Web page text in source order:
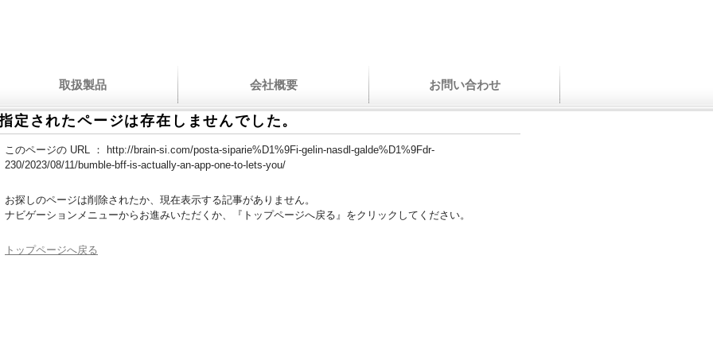
取扱製品 会社概要 お問い合わせ
定されたページは存在しませんでした。
このページの URL ：
http://brain-si.com/posta-siparie%D1%9Fi-gelin-nasdl-galde%D1%9Fdr-
230/2023/08/11/bumble-bff-is-actually-an-app-one-to-lets-you/
お探しのページは削除されたか、現在表示する記事がありません。
ナビゲーションメニューからお進みいただくか、『トップページへ戻る』をクリックしてください。
トップページへ戻る